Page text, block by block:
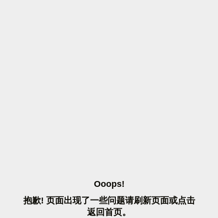
OOOPS!
抱歉! 页面出现了一些问题请刷 新页面或点击
返 回首页。